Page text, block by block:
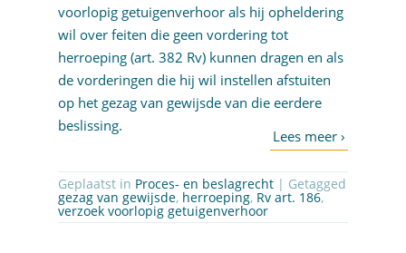
voorlopig getuigenverhoor als hij opheldering
wil over feiten die geen vordering tot
herroeping (art. 382 Rv) kunnen dragen en als
de vorderingen die hij wil instellen afstuiten
op het gezag van gewijsde van die eerdere
beslissing.
Geplaatst in Proces- en beslagrecht | Getagged
gezag van gewijsde, herroeping, Rv art. 186,
verzoek voorlopig getuigenverhoor